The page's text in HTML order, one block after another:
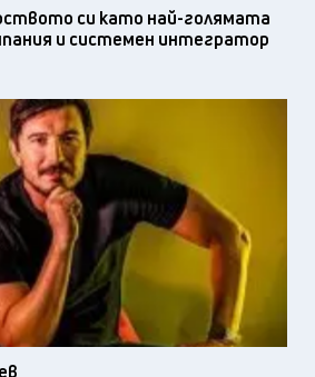
си като най-голямата
и системен интегратор